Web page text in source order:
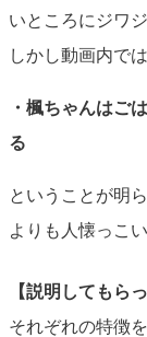
いところにジワ
しかし動画内では
・楓ちゃんはご
る
ということが明
よりも人懐っこ
【説明してもら
それぞれの特徴